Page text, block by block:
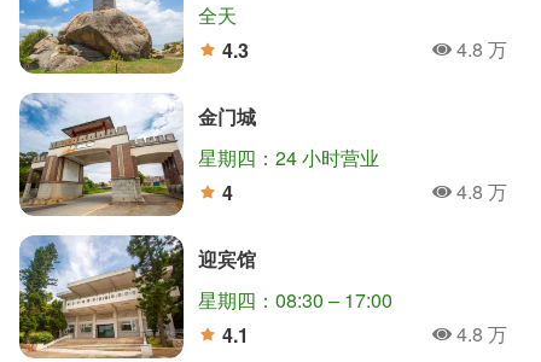
全天
4.3
人氣4.8 万
金门城
星期四：24 小时营业
4
人氣4.8 万
迎宾馆
星期四：08:30 – 17:00
4.1
人氣4.8 万